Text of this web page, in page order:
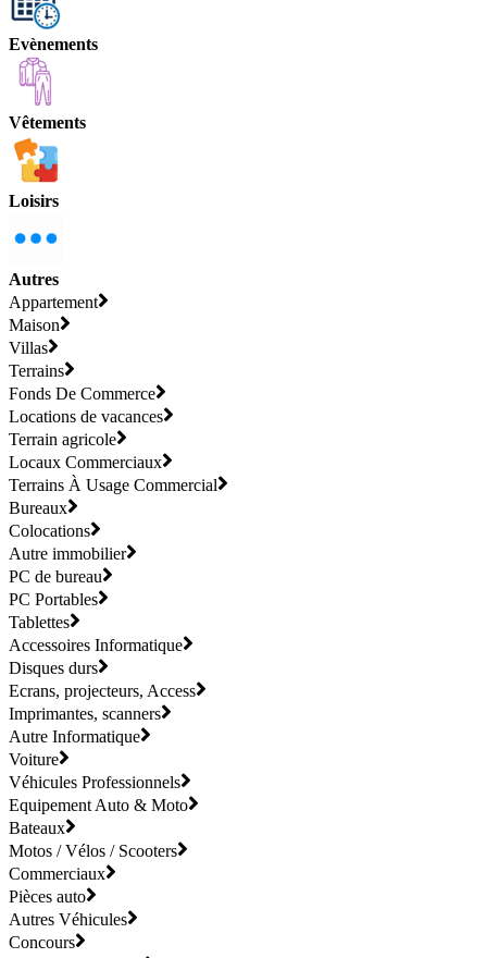
Evènements
Vêtements
Loisirs
Autres
Appartement
Maison
Villas
Terrains
Fonds De Commerce
Locations de vacances
Terrain agricole
Locaux Commerciaux
Terrains À Usage Commercial
Bureaux
Colocations
Autre immobilier
PC de bureau
PC Portables
Tablettes
Accessoires Informatique
Disques durs
Ecrans, projecteurs, Access
Imprimantes, scanners
Autre Informatique
Voiture
Véhicules Professionnels
Equipement Auto & Moto
Bateaux
Motos / Vélos / Scooters
Commerciaux
Pièces auto
Autres Véhicules
Concours